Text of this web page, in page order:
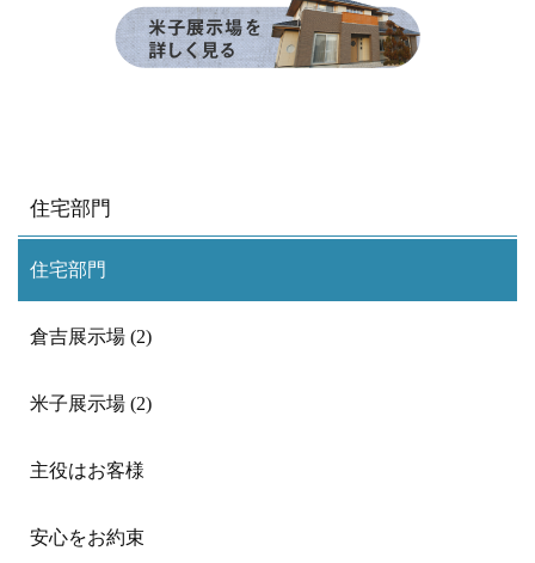
住宅部門
住宅部門
倉吉展示場 (2)
米子展示場 (2)
主役はお客様
安心をお約束